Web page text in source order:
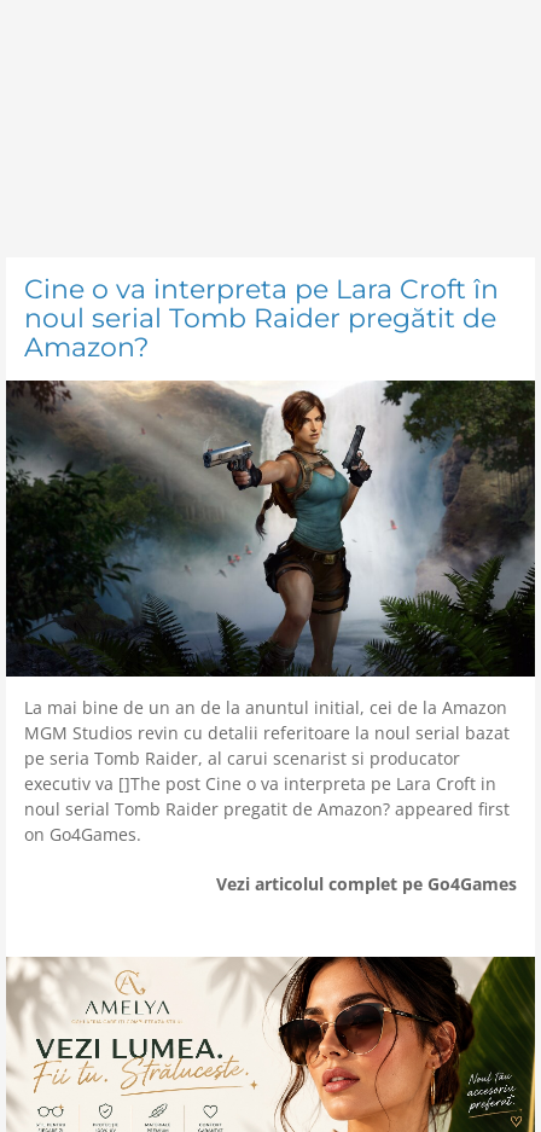
Cine o va interpreta pe Lara Croft în
noul serial Tomb Raider pregătit de
Amazon?
La mai bine de un an de la anuntul initial, cei de la Amazon
MGM Studios revin cu detalii referitoare la noul serial bazat
pe seria Tomb Raider, al carui scenarist si producator
executiv va []The post Cine o va interpreta pe Lara Croft in
noul serial Tomb Raider pregatit de Amazon? appeared first
on Go4Games.
Vezi articolul complet pe Go4Games